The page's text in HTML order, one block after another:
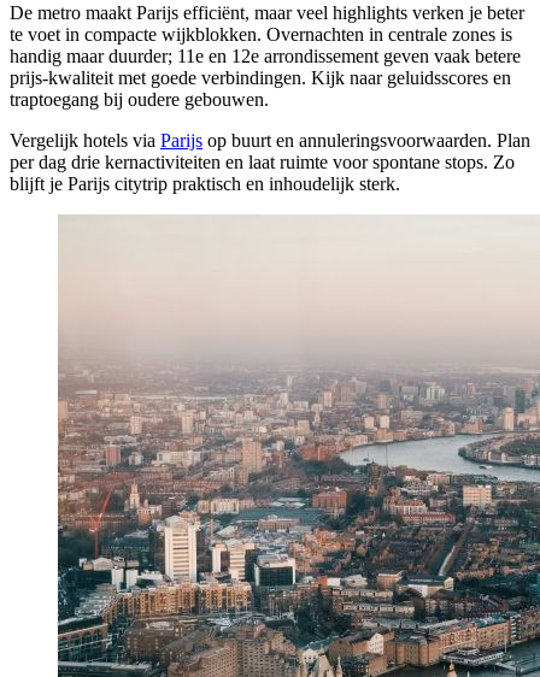
De metro maakt Parijs efficiënt, maar veel highlights verken je beter
te voet in compacte wijkblokken. Overnachten in centrale zones is
handig maar duurder; 11e en 12e arrondissement geven vaak betere
prijs-kwaliteit met goede verbindingen. Kijk naar geluidsscores en
traptoegang bij oudere gebouwen.
Vergelijk hotels via Parijs op buurt en annuleringsvoorwaarden. Plan
per dag drie kernactiviteiten en laat ruimte voor spontane stops. Zo
blijft je Parijs citytrip praktisch en inhoudelijk sterk.